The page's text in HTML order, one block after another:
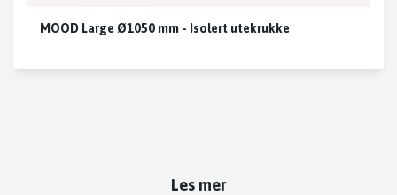
MOOD Large Ø1050 mm - Isolert utekrukke
Les mer